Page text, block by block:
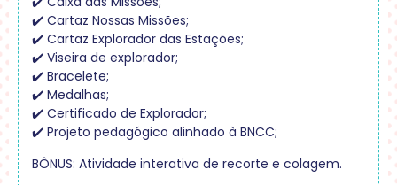
✔️ Cartaz Nossas Missões;
✔️ Cartaz Explorador das Estações;
✔️ Viseira de explorador;
✔️ Bracelete;
✔️ Medalhas;
✔️ Certificado de Explorador;
✔️ Projeto pedagógico alinhado à BNCC;
BÔNUS: Atividade interativa de recorte e colagem.